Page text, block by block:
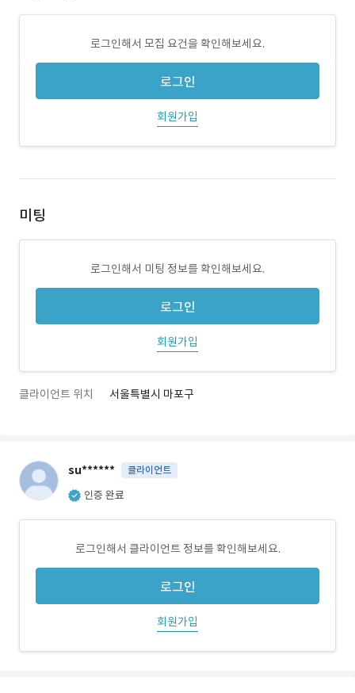
로그인해서 모집 요건을 확인해보세요.
로그인
회원가입
미팅
로그인해서 미팅 정보를 확인해보세요.
로그인
회원가입
클라이언트 위치 서울특별시 마포구
su****** 클라이언트
인증 완료
로그인해서 클라이언트 정보를 확인해보세요.
로그인
회원가입